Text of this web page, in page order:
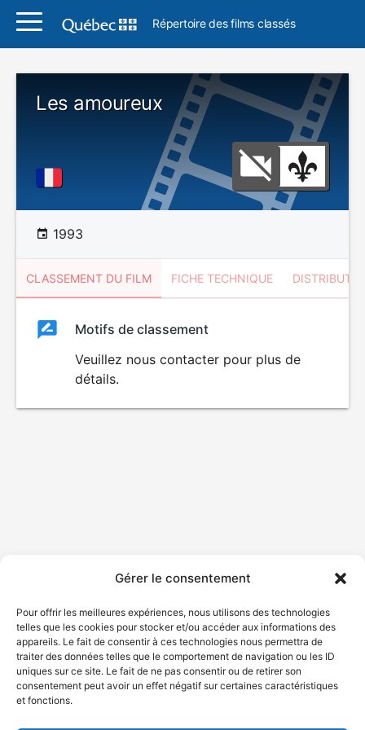
Gérer le consentement
Pour offrir les meilleures expériences, nous utilisons des technologies
telles que les cookies pour stocker et/ou accéder aux informations des
appareils. Le fait de consentir à ces technologies nous permettra de
traiter des données telles que le comportement de navigation ou les ID
uniques sur ce site. Le fait de ne pas consentir ou de retirer son
consentement peut avoir un effet négatif sur certaines caractéristiques
et fonctions.
Répertoire des films classés
Les amoureux
1993
CLASSEMENT DU FILM FICHE TECHNIQUE
ClassementClassement
Motifs de classement
Veuillez nous contacter pour plus de
détails.